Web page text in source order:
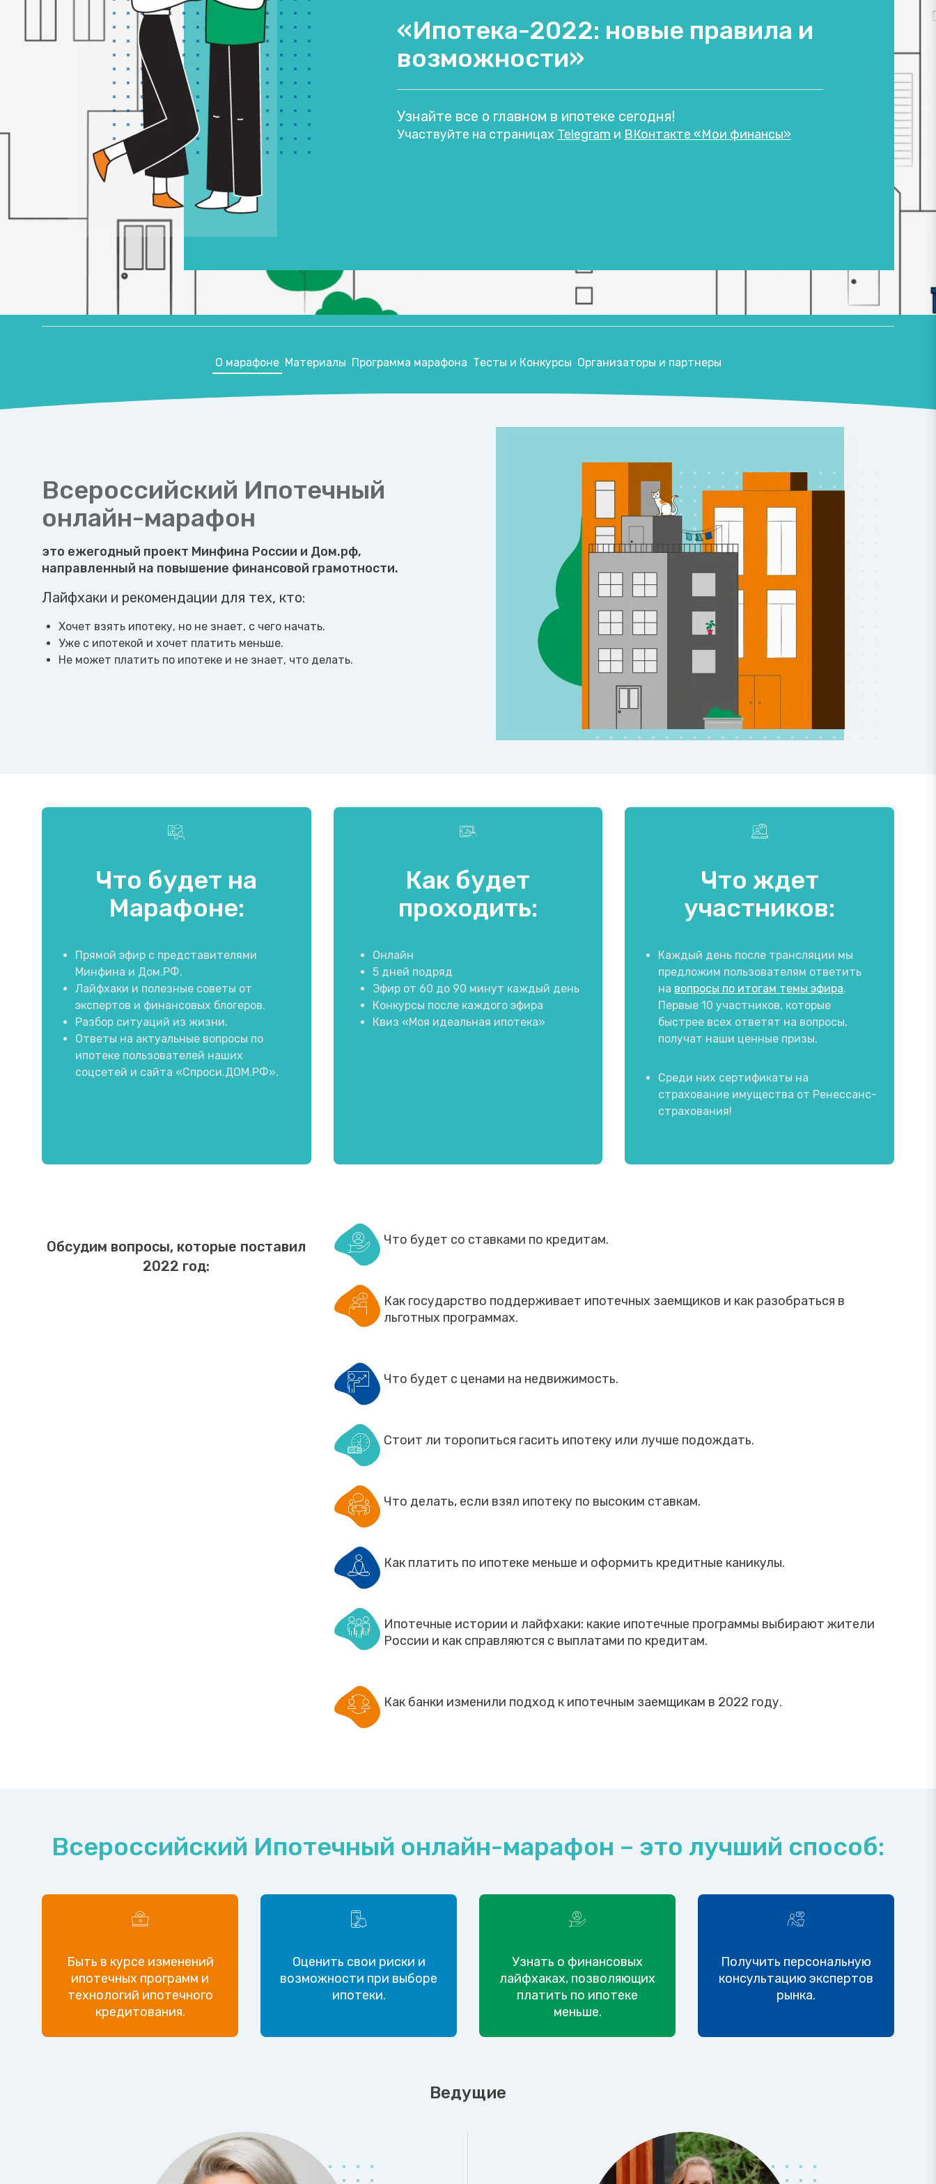
«Ипотека-2022: новые правила и
возможности»
Узнайте все о главном в ипотеке сегодня!
Участвуйте на страницах Telegram и ВКонтакте «Мои финансы»
О марафоне Материалы Программа марафона Тесты и Конкурсы Организаторы и партнеры
Всероссийский Ипотечный
онлайн-марафон
это ежегодный проект Минфина России и Дом.рф,
направленный на повышение финансовой грамотности.
Лайфхаки и рекомендации для тех, кто:
Хочет взять ипотеку, но не знает, с чего начать.
Уже с ипотекой и хочет платить меньше.
Не может платить по ипотеке и не знает, что делать.
Что будет на
Марафоне:
Прямой эфир с представителями
Минфина и Дом.РФ.
Лайфхаки и полезные советы от
экспертов и финансовых блогеров.
Разбор ситуаций из жизни.
Ответы на актуальные вопросы по
ипотеке пользователей наших
соцсетей и сайта «Спроси.ДОМ.РФ».
Как будет
проходить:
Онлайн
5 дней подряд
Эфир от 60 до 90 минут каждый день
Конкурсы после каждого эфира
Квиз «Моя идеальная ипотека»
Что ждет
участников:
Каждый день после трансляции мы
предложим пользователям ответить
на вопросы по итогам темы эфира.
Первые 10 участников, которые
быстрее всех ответят на вопросы,
получат наши ценные призы.
Среди них сертификаты на
страхование имущества от Ренессанс-
страхования!
Обсудим вопросы, которые поставил
2022 год:
Что будет со ставками по кредитам.
Как государство поддерживает ипотечных заемщиков и как разобраться в
льготных программах.
Что будет с ценами на недвижимость.
Стоит ли торопиться гасить ипотеку или лучше подождать.
Что делать, если взял ипотеку по высоким ставкам.
Как платить по ипотеке меньше и оформить кредитные каникулы.
Ипотечные истории и лайфхаки: какие ипотечные программы выбирают жители
России и как справляются с выплатами по кредитам.
Как банки изменили подход к ипотечным заемщикам в 2022 году.
Всероссийский Ипотечный онлайн-марафон – это лучший способ:
Быть в курсе изменений
ипотечных программ и
технологий ипотечного
кредитования.
Оценить свои риски и
возможности при выборе
ипотеки.
Узнать о финансовых
лайфхаках, позволяющих
платить по ипотеке
меньше.
Получить персональную
консультацию экспертов
рынка.
Ведущие